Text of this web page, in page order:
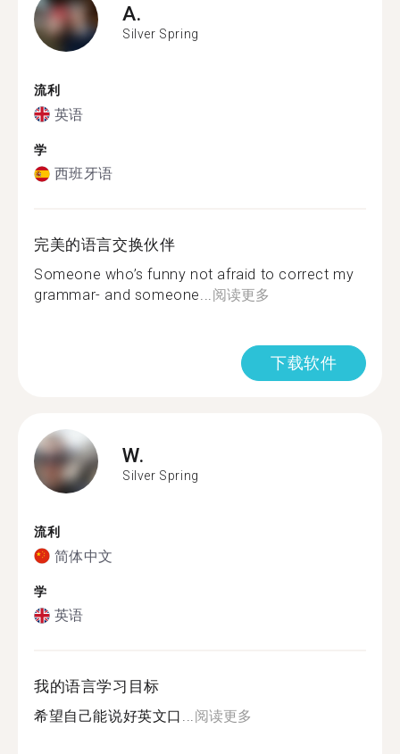
A.
Silver Spring
流利
英语
学
西班牙语
完美的语言交换伙伴
Someone who’s funny not afraid to correct my
grammar- and someone...阅读更多
下载软件
W.
Silver Spring
流利
简体中文
学
英语
我的语言学习目标
希望自己能说好英文口...阅读更多